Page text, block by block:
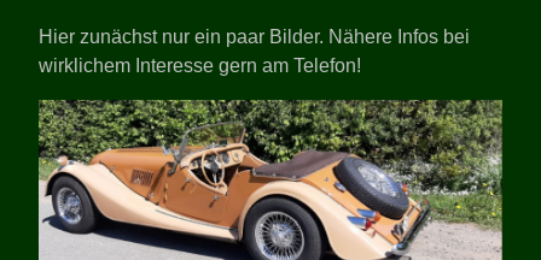
Hier zunächst nur ein paar Bilder. Nähere Infos bei
wirklichem Interesse gern am Telefon!